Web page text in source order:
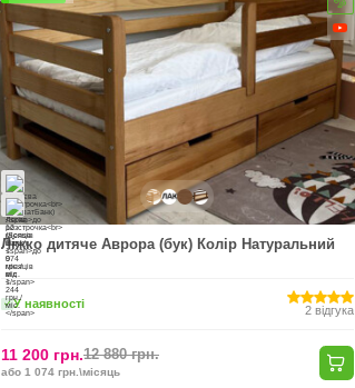
Ліжко дитяче Аврора (бук) Колір Натуральний
У наявності 2 відгука
12 880 грн.
11 200 грн.
або 1 074 грн.\місяць